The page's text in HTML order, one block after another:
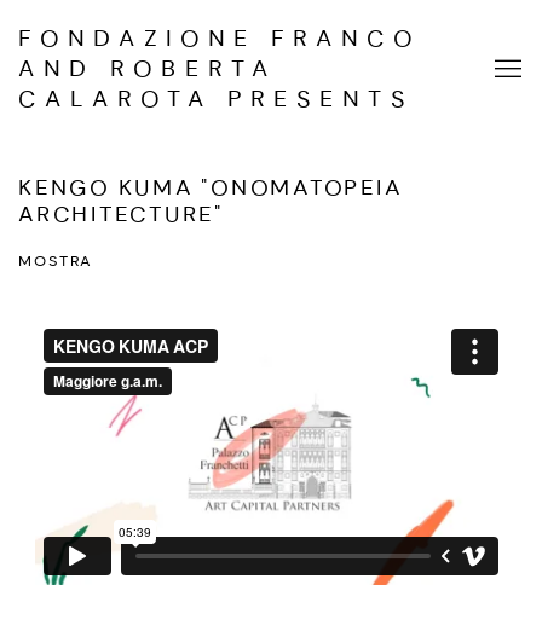
FONDAZIONE FRANCO
AND ROBERTA
CALAROTA PRESENTS
KENGO KUMA "ONOMATOPEIA
ARCHITECTURE"
MOSTRA